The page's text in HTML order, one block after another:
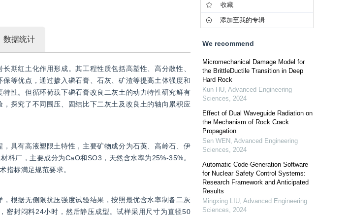
数据统计
期红土化作用形成。其工程性质包括高塑性、高分散性、
等优点，通过掺入磷石膏、石灰、矿渣等提高土体强度和
性。但循环荷载下磷石膏改良二灰土的动力特性研究鲜有
探究了不同围压、固结比下二灰土及改良土的轴向累积应
具有高液塑限土特性，主要矿物成分为石英、高岭石、伊
料厂，主要成分为CaO和SO3，天然含水率为25%-35%。
指标满足规范要求。
根据无侧限抗压强度试验结果，按照最优含水率制备二灰
密封闷料24小时，然后静压成型。试样采用尺寸为直径50
收藏
添加至我的专辑
We recommend
Micromechanical Damage Model for
the BrittleDuctile Transition in Deep
Hard Rock
Kun HU, Advanced Engineering
Sciences, 2024
Effect of Dual Waveguide Radiation on
the Mechanism of Rock Crack
Propagation
Sen WEN , Advanced Engineering
Sciences, 2024
Automatic Code-Generation Software
for Nuclear Safety Control Systems:
Research Framework and Anticipated
Results
Mingxing LIU, Advanced Engineering
Sciences, 2024